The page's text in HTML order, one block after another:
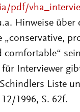
pdf/
Hinweise über
„conservative,
comfortable“
Interviewer
Liste
1996, S. 62f.